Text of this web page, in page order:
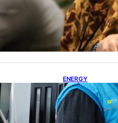
IESR:
Percepatan
ENERGY
Ada 21.865
Charging